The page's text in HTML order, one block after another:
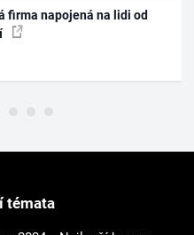
firma napojená na lidi od
témata